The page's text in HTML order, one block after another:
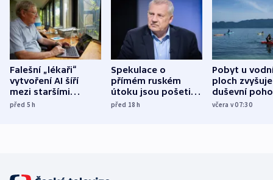
Falešní „lékaři“
vytvoření AI šíří
mezi staršími
Poláky nebezpečné
před 5h
Spekulace o
přímém ruském
útoku jsou pošetilé,
míní estonský
před 18h
Pobyt u
ploch zvyšuje
duševní
ukázala
včera v 07:30